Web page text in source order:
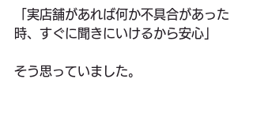
「実店舗があれば何か不具合があった
時、すぐに聞きにいけるから安心」
そう思っていました。